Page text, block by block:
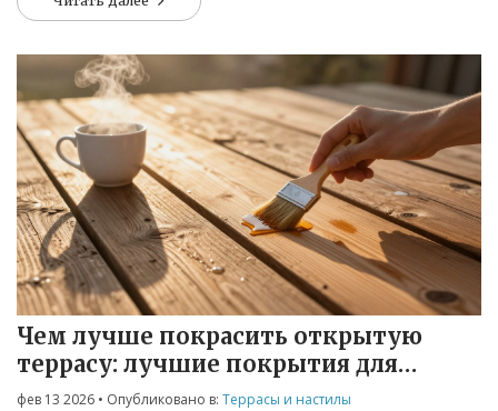
Чем лучше покрасить открытую
террасу: лучшие покрытия для
наружного пола
фев 13 2026 • Опубликовано в: Террасы и настилы